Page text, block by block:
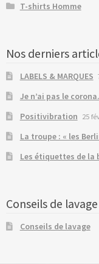
T-shirts Homme
Nos derniers
LABELS & MARQUES
Je n’ai pas le
Positivibration 25
La troupe : « les
Les étiquettes de la
Conseils de lavage
Conseils de lavage